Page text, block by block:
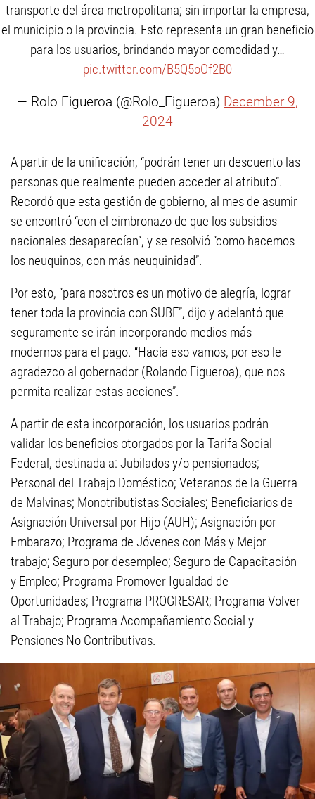
transporte del área metropolitana; sin importar la empresa,
el municipio o la provincia. Esto representa un gran beneficio
para los usuarios, brindando mayor comodidad y…
pic.twitter.com/B5Q5oOf2B0
— Rolo Figueroa (@Rolo_Figueroa) December 9,
2024
A partir de la unificación, “podrán tener un descuento las
personas que realmente pueden acceder al atributo”.
Recordó que esta gestión de gobierno, al mes de asumir
se encontró “con el cimbronazo de que los subsidios
nacionales desaparecían”, y se resolvió “como hacemos
los neuquinos, con más neuquinidad”.
Por esto, “para nosotros es un motivo de alegría, lograr
tener toda la provincia con SUBE”, dijo y adelantó que
seguramente se irán incorporando medios más
modernos para el pago. “Hacia eso vamos, por eso le
agradezco al gobernador (Rolando Figueroa), que nos
permita realizar estas acciones”.
A partir de esta incorporación, los usuarios podrán
validar los beneficios otorgados por la Tarifa Social
Federal, destinada a: Jubilados y/o pensionados;
Personal del Trabajo Doméstico; Veteranos de la Guerra
de Malvinas; Monotributistas Sociales; Beneficiarios de
Asignación Universal por Hijo (AUH); Asignación por
Embarazo; Programa de Jóvenes con Más y Mejor
trabajo; Seguro por desempleo; Seguro de Capacitación
y Empleo; Programa Promover Igualdad de
Oportunidades; Programa PROGRESAR; Programa Volver
al Trabajo; Programa Acompañamiento Social y
Pensiones No Contributivas.